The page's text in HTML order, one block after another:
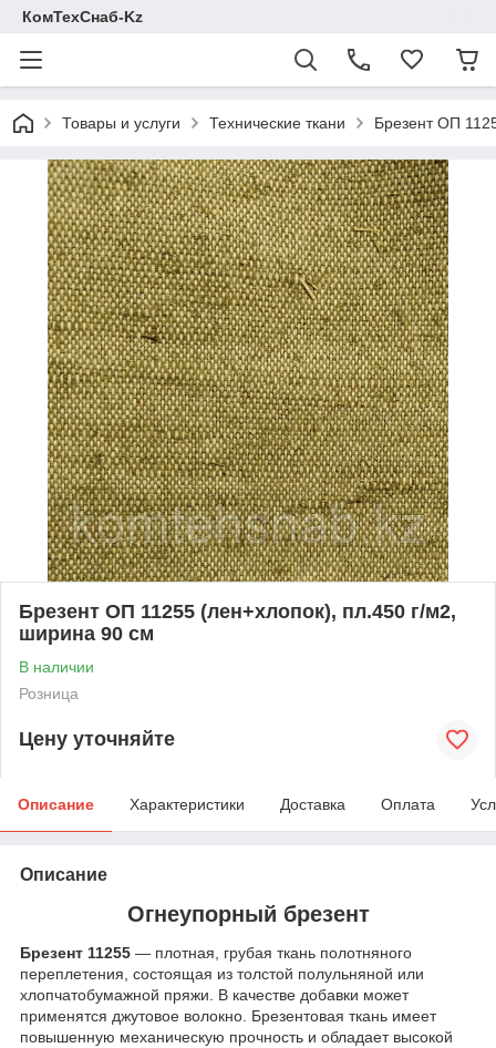
КомТехСнаб-Kz
Товары и услуги Технические ткани Брезент ОП
Брезент ОП 11255 (лен+хлопок), пл.450 г/м2,
ширина 90 см
В наличии
Розница
Цену уточняйте
Описание Характеристики Доставка Оплата
Описание
Огнеупорный брезент
Брезент 11255 — плотная, грубая ткань полотняного
переплетения, состоящая из толстой полульняной или
хлопчатобумажной пряжи. В качестве добавки может
применятся джутовое волокно. Брезентовая ткань имеет
повышенную механическую прочность и обладает высокой